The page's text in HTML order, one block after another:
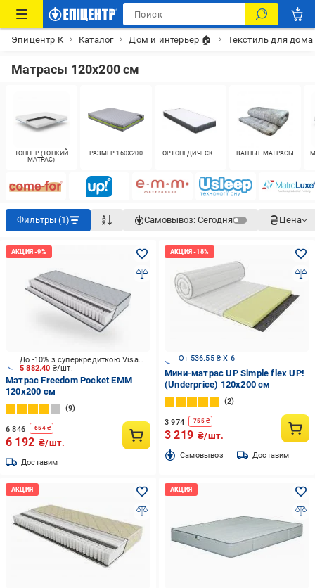
Эпицентр К Каталог Дом и интерьер 🏠 Текстиль для дома
Матрасы 120x200 см
ТОППЕР (ТОНКИЙ
МАТРАС)
РАЗМЕР 160X200 ОРТОПЕДИЧЕСКИЕ ВАТНЫЕ МАТРАСЫ
Фильтры (1) Самовывоз: Сегодня Цена
5 882.40 ₴/шт.
До -10% з суперкредиткою Visa Вигода
Матрас Freedom Pocket ЕММ
120x200 см
9
6 846 -654₴
6 192 ₴/шт.
Доставим
От 536.55 ₴ X 6
Мини-матрас UP Simple flex UP!
(Underprice) 120x200 см
2
3 974 -755₴
3 219 ₴/шт.
Cамовывоз Доставим